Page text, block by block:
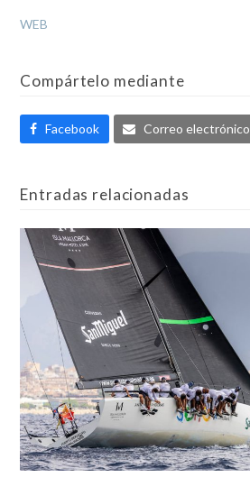
WEB
Compártelo mediante
Facebook Correo electrónico
Entradas relacionadas